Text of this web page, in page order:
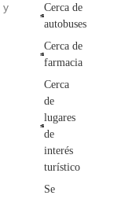
Cerca de
autobuses
Cerca de
farmacia
Cerca
de
lugares
de
interés
turístico
Se